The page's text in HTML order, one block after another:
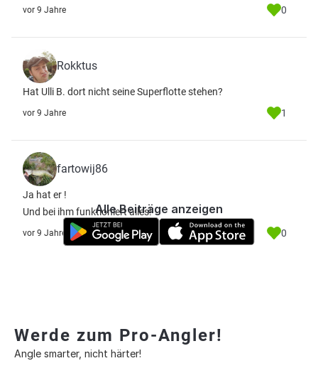
vor 9 Jahre 0
Rokktus
Hat Ulli B. dort nicht seine Superflotte stehen?
vor 9 Jahre 1
fartowij86
Ja hat er !
Und bei ihm funktioniert alles!
vor 9 Jahre 0
Alle Beiträge anzeigen
Werde zum Pro-Angler!
Angle smarter, nicht härter!